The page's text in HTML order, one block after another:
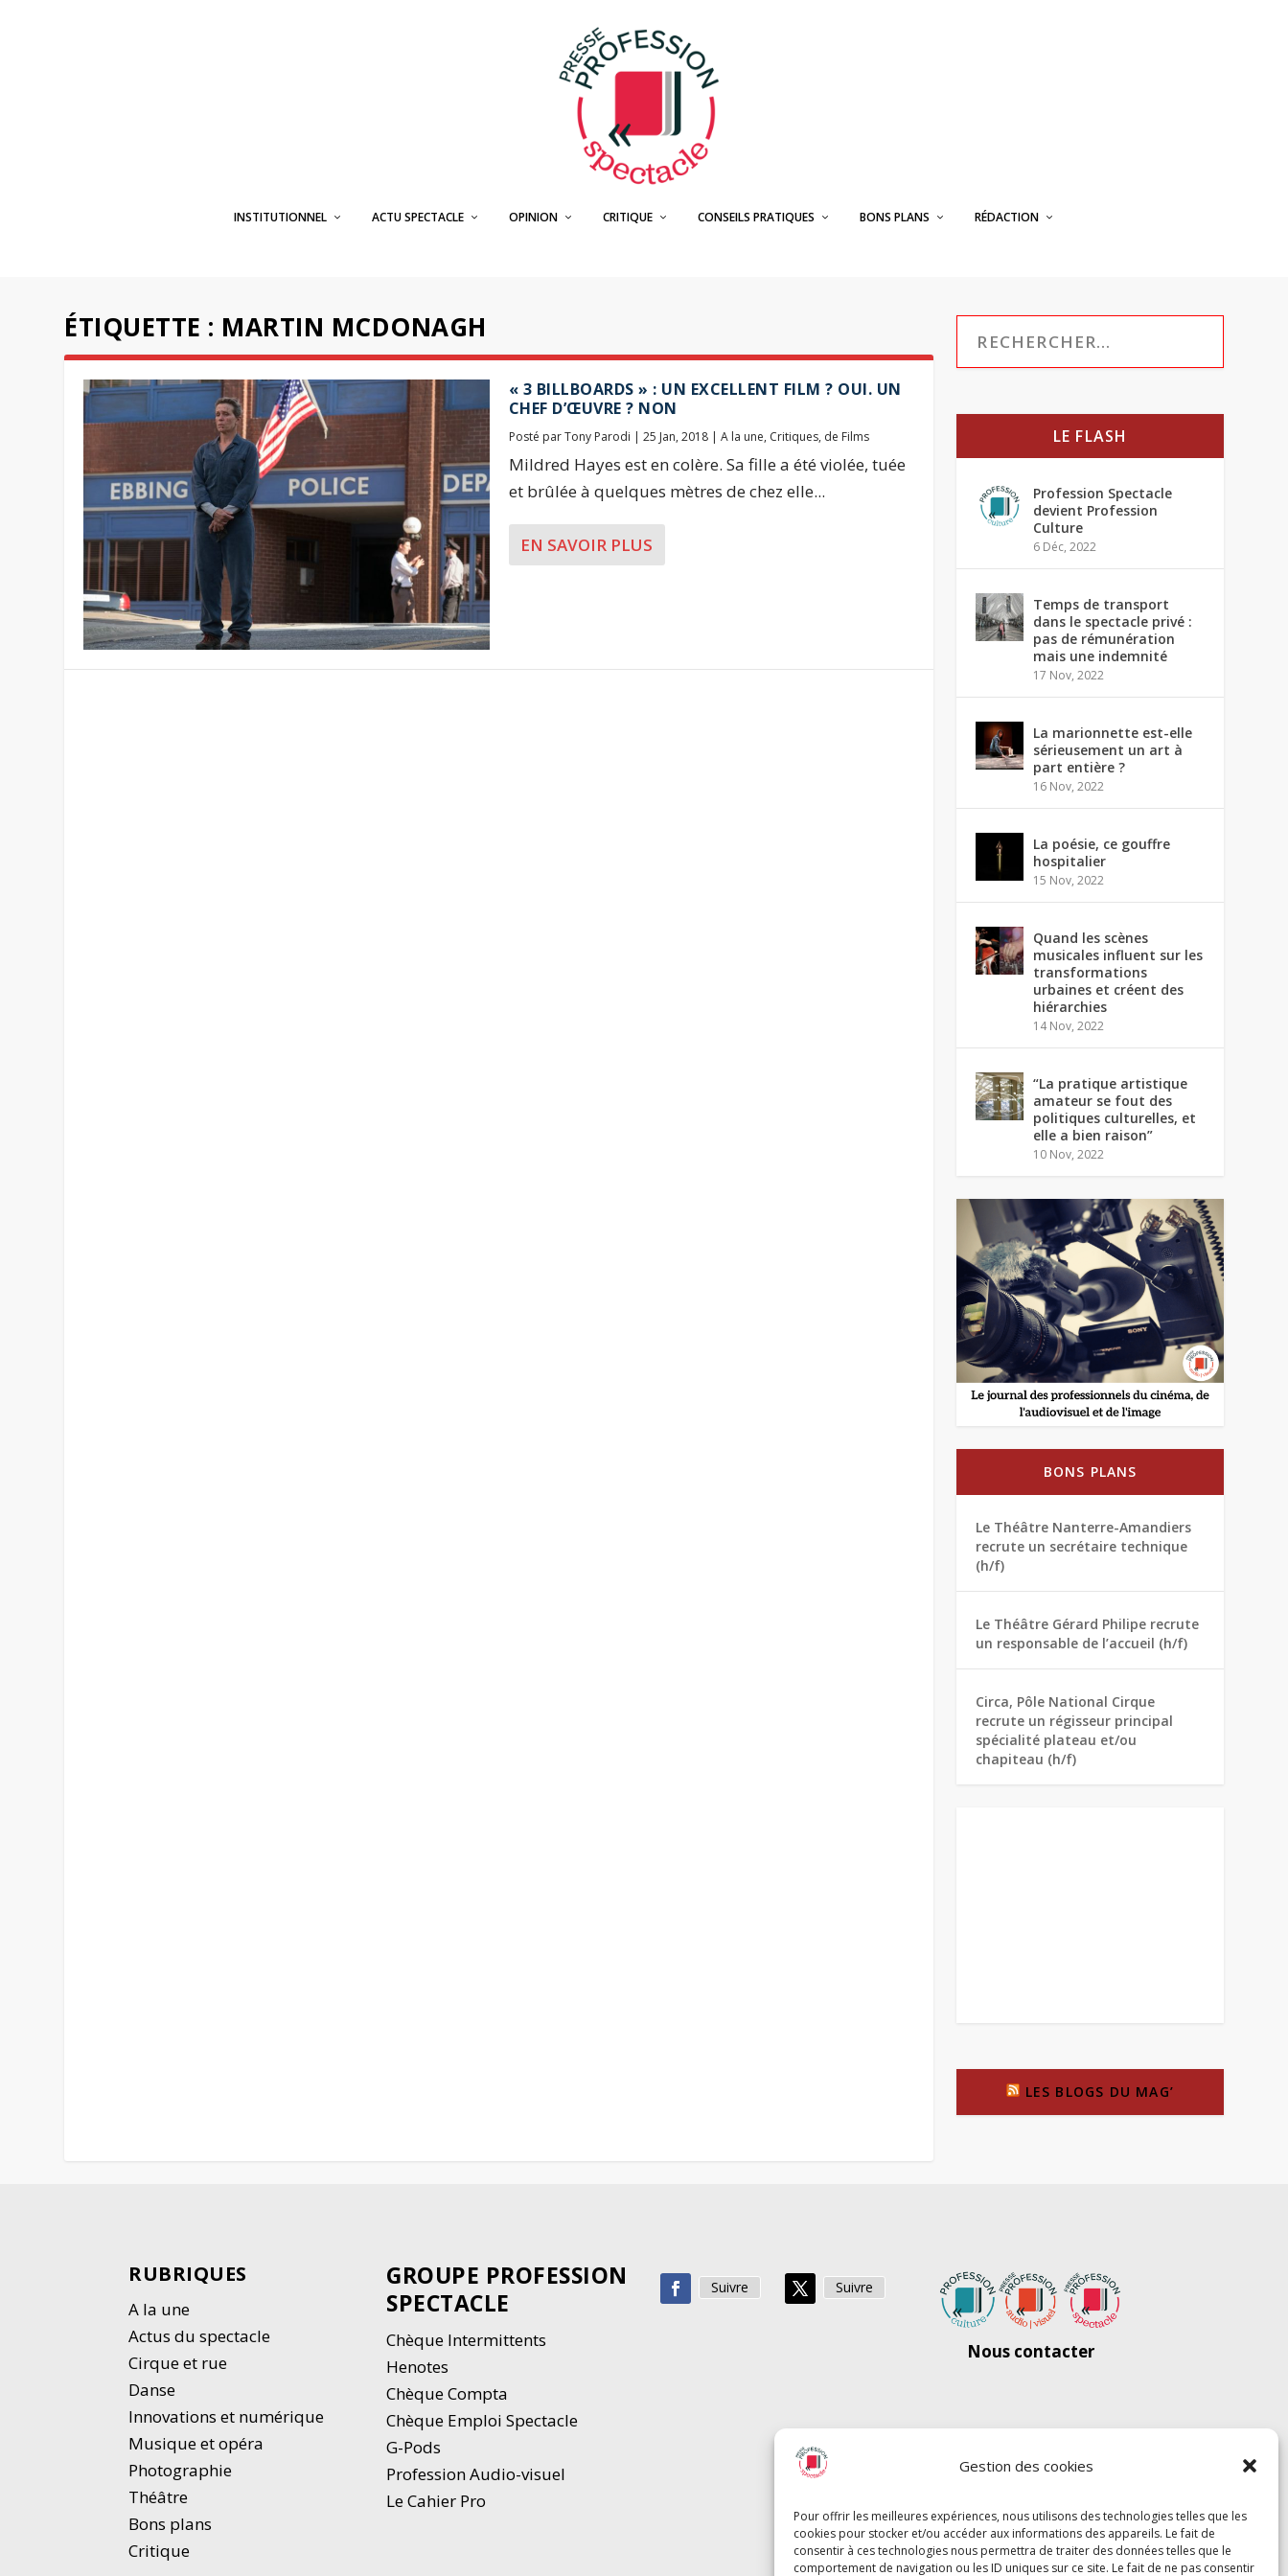
Gestion des cookies
Pour offrir les meilleures expériences, nous utilisons des technologies telles que les
cookies pour stocker et/ou accéder aux informations des appareils. Le fait de
consentir à ces technologies nous permettra de traiter des données telles que le
comportement de navigation ou les ID uniques sur ce site. Le fait de ne pas consentir
INSTITUTIONNEL ACTU SPECTACLE OPINION CRITIQUE CONSEILS PRATIQUES BONS PLANS RÉDACTION
ÉTIQUETTE : MARTIN MCDONAGH
« 3 BILLBOARDS » : UN EXCELLENT FILM ? OUI. UN
CHEF D’ŒUVRE ? NON
Posté parTony Parodi | 25 Jan, 2018| A la une, Critiques, de Films
Mildred Hayes est en colère. Sa fille a été violée, tuée
et brûlée à quelques mètres de chez elle...
EN SAVOIR PLUS
LE FLASH
Profession Spectacle
devient Profession
Culture
6 Déc, 2022
Temps de transport
dans le spectacle privé :
pas de rémunération
mais une indemnité
17 Nov, 2022
La marionnette est-elle
sérieusement un art à
part entière ?
16 Nov, 2022
La poésie, ce gouffre
hospitalier
15 Nov, 2022
Quand les scènes
musicales influent sur les
transformations
urbaines et créent des
hiérarchies
14 Nov, 2022
“La pratique artistique
amateur se fout des
politiques culturelles, et
elle a bien raison”
10 Nov, 2022
BONS PLANS
Le Théâtre Nanterre-Amandiers
recrute un secrétaire technique
(h/f)
Le Théâtre Gérard Philipe recrute
un responsable de l’accueil (h/f)
Circa, Pôle National Cirque
recrute un régisseur principal
spécialité plateau et/ou
chapiteau (h/f)
LES BLOGS DU MAG’
RUBRIQUES
A la une
Actus du spectacle
Cirque et rue
Danse
Innovations et numérique
Musique et opéra
Photographie
Théâtre
Bons plans
Critique
GROUPE PROFESSION
SPECTACLE
Chèque Intermittents
Henotes
Chèque Compta
Chèque Emploi Spectacle
G-Pods
Profession Audio-visuel
Le Cahier Pro
Suivre Suivre
Nous contacter